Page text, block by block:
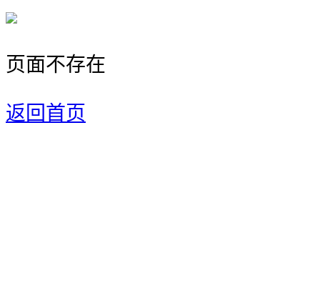
页面不存在
返回首页